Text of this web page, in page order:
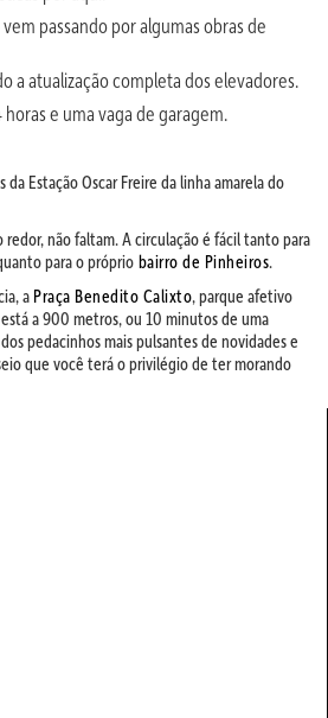
passando por algumas obras de
a atualização completa dos elevadores.
e uma vaga de garagem.
Estação Oscar Freire da linha amarela do
redor, não faltam. A circulação é fácil tanto para
para o próprio bairro de Pinheiros.
a Praça Benedito Calixto, parque afetivo
a 900 metros, ou 10 minutos de uma
pedacinhos mais pulsantes de novidades e
que você terá o privilégio de ter morando